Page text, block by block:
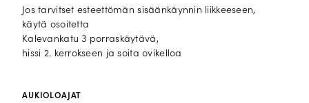
Jos tarvitset esteettömän sisäänkäynnin liikkeeseen,
käytä osoitetta
Kalevankatu 3 porraskäytävä,
hissi 2. kerrokseen ja soita ovikelloa
AUKIOLOAJAT